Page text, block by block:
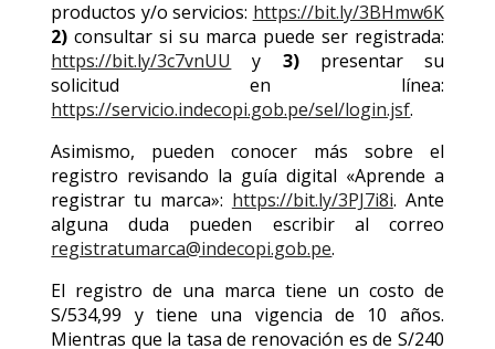
productos y/o servicios: https://bit.ly/3BHmw6K
2) consultar si su marca puede ser registrada:
https://bit.ly/3c7vnUU
y 3)presentar su
solicitud en línea:
https://servicio.indecopi.gob.pe/sel/login.jsf.
Asimismo, pueden conocer más sobre el
registro revisando la guía digital «Aprende a
registrar tu marca»: https://bit.ly/3PJ7i8i. Ante
alguna duda pueden escribir al correo
registratumarca@indecopi.gob.pe.
El registro de una marca tiene un costo de
S/534,99 y tiene una vigencia de 10 años.
Mientras que la tasa de renovación es de S/240